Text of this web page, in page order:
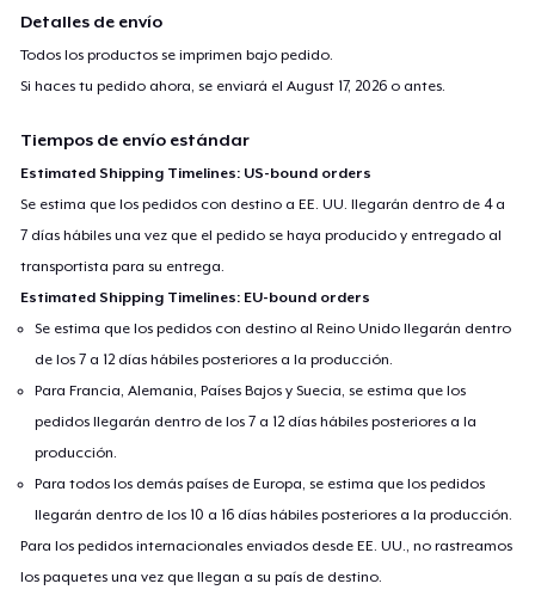
Detalles de envío
Todos los productos se imprimen bajo pedido.
Si haces tu pedido ahora, se enviará elAugust 17, 2026 o antes.
Tiempos de envío estándar
Estimated Shipping Timelines: US-bound orders
Se estima que los pedidos con destino a EE. UU. llegarán dentro de 4 a
7 días hábiles una vez que el pedido se haya producido y entregado al
transportista para su entrega.
Estimated Shipping Timelines: EU-bound orders
Se estima que los pedidos con destino al Reino Unido llegarán dentro
de los 7 a 12 días hábiles posteriores a la producción.
Para Francia, Alemania, Países Bajos y Suecia, se estima que los
pedidos llegarán dentro de los 7 a 12 días hábiles posteriores a la
producción.
Para todos los demás países de Europa, se estima que los pedidos
llegarán dentro de los 10 a 16 días hábiles posteriores a la producción.
Para los pedidos internacionales enviados desde EE. UU., no rastreamos
los paquetes una vez que llegan a su país de destino.